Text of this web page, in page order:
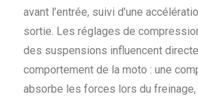
avant l’entrée, suivi d’une
sortie. Les réglages de
des suspensions influencent
comportement de la moto : une
absorbe les forces lors du